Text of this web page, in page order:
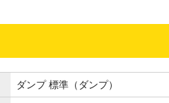
ダンプ 標準（ダンプ）